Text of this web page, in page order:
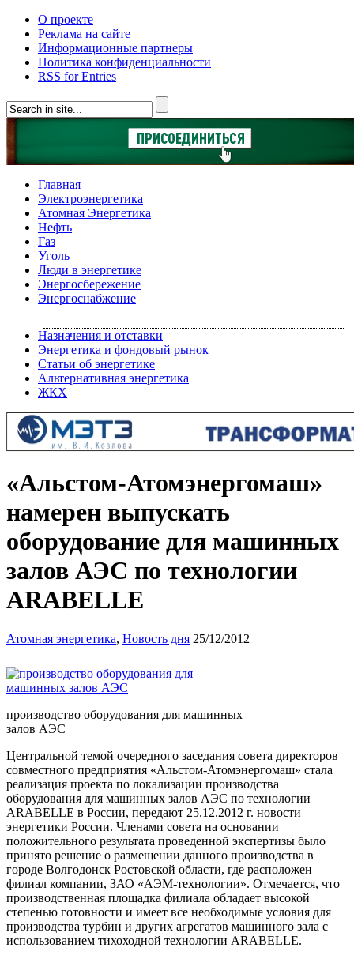
О проекте
Реклама на сайте
Информационные партнеры
Политика конфиденциальности
RSS for Entries
Главная
Электроэнергетика
Атомная Энергетика
Нефть
Газ
Уголь
Люди в энергетике
Энергосбережение
Энергоснабжение
Назначения и отставки
Энергетика и фондовый рынок
Статьи об энергетике
Альтернативная энергетика
ЖКХ
«Альстом-Атомэнергомаш»
намерен выпускать
оборудование для машинных
залов АЭС по технологии
ARABELLE
Атомная энергетика, Новость дня 25/12/2012
производство оборудования для машинных
залов АЭС
Центральной темой очередного заседания совета директоров
совместного предприятия «Альстом-Атомэнергомаш» стала
реализация проекта по локализации производства
оборудования для машинных залов АЭС по технологии
ARABELLE в России, передают 25.12.2012 г. новости
энергетики России. Членами совета на основании
положительного результата проведенной экспертизы было
принято решение о размещении данного производства в
городе Волгодонск Ростовской области, где расположен
филиал компании, ЗАО «АЭМ-технологии». Отмечается, что
производственная площадка филиала обладает высокой
степенью готовности и имеет все необходимые условия для
производства турбин и других агрегатов машинного зала с
использованием тихоходной технологии ARABELLE.